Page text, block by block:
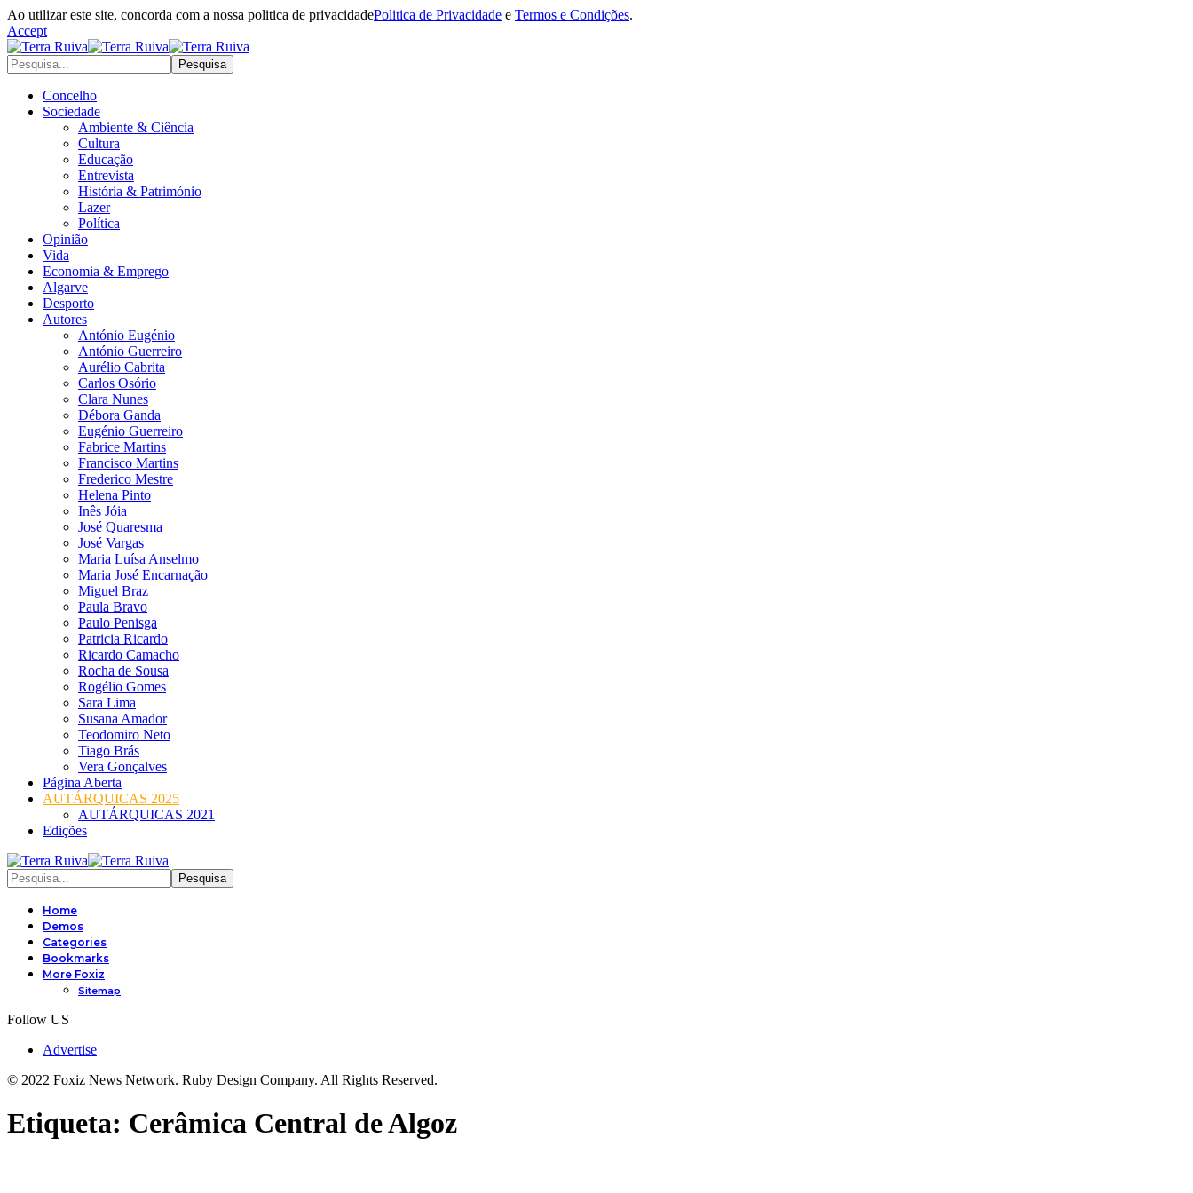
Ao utilizar este site, concorda com a nossa politica de privacidadePolitica de Privacidade e Termos e Condições.
Accept
Concelho
Sociedade
Ambiente & Ciência
Cultura
Educação
Entrevista
História & Património
Lazer
Política
Opinião
Vida
Economia & Emprego
Algarve
Desporto
Autores
António Eugénio
António Guerreiro
Aurélio Cabrita
Carlos Osório
Clara Nunes
Débora Ganda
Eugénio Guerreiro
Fabrice Martins
Francisco Martins
Frederico Mestre
Helena Pinto
Inês Jóia
José Quaresma
José Vargas
Maria Luísa Anselmo
Maria José Encarnação
Miguel Braz
Paula Bravo
Paulo Penisga
Patricia Ricardo
Ricardo Camacho
Rocha de Sousa
Rogélio Gomes
Sara Lima
Susana Amador
Teodomiro Neto
Tiago Brás
Vera Gonçalves
Página Aberta
AUTÁRQUICAS 2025
AUTÁRQUICAS 2021
Edições
Home
Demos
Categories
Bookmarks
More Foxiz
Sitemap
Follow US
Advertise
© 2022 Foxiz News Network. Ruby Design Company. All Rights Reserved.
Etiqueta: Cerâmica Central de Algoz